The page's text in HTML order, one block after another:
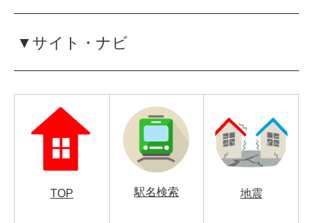
▼サイト・ナビ
TOP 駅名検索 地震